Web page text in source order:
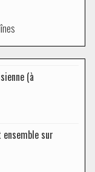
(à
sur